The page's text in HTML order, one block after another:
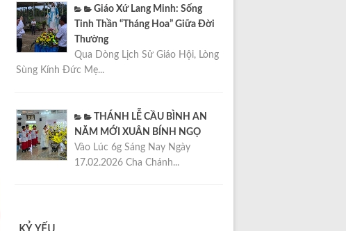
Giáo Xứ Lang Minh: Sống
Tinh Thần “Tháng Hoa” Giữa Đời
Thường
Qua Dòng Lịch Sử Giáo Hội, Lòng
Sùng Kính Đức Mẹ...
THÁNH LỄ CẦU BÌNH AN
NĂM MỚI XUÂN BÍNH NGỌ
Vào Lúc 6g Sáng Nay Ngày
17.02.2026 Cha Chánh...